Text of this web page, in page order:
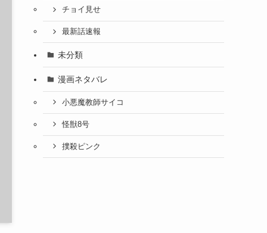
チョイ見せ
最新話速報
未分類
漫画ネタバレ
小悪魔教師サイコ
怪獣8号
撲殺ピンク